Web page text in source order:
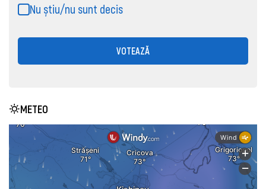
Nu știu/nu sunt decis
VOTEAZĂ
METEO